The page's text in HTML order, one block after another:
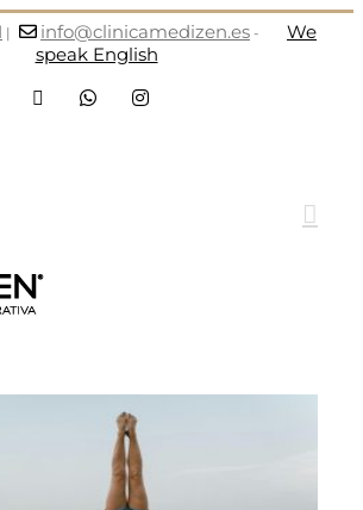
| info@clinicamedizen.es -
We
speak English
FacebookWhatsAppInstagram